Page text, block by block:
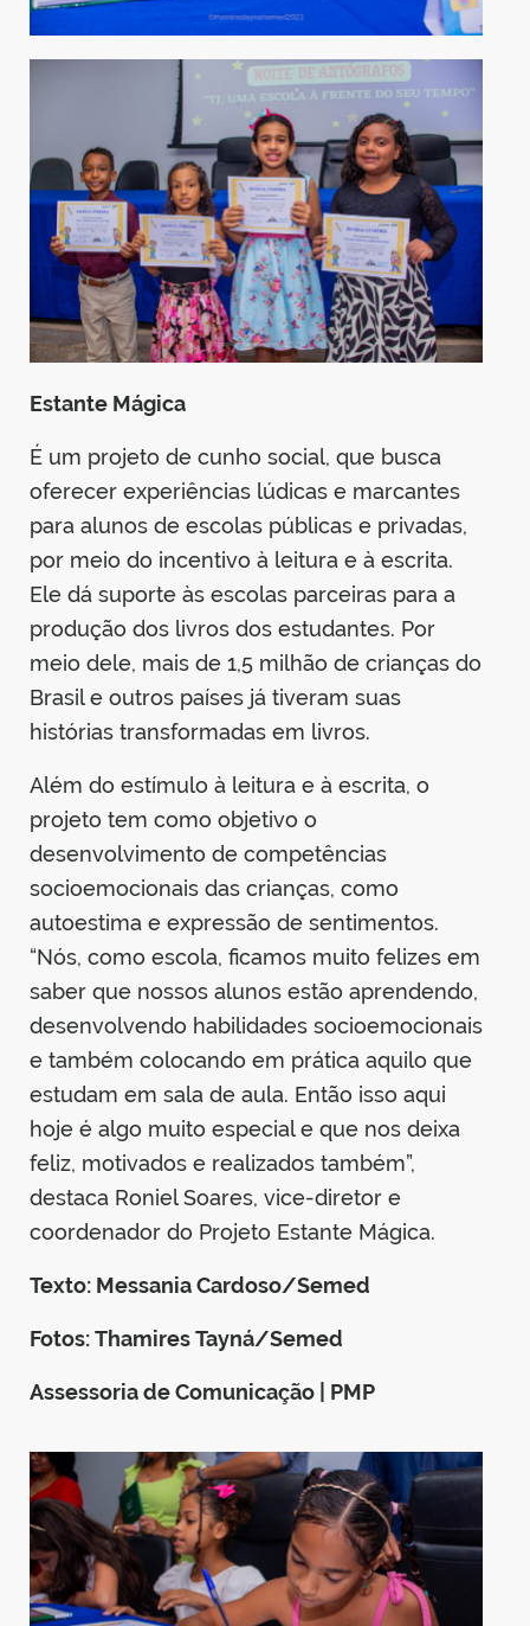
Estante Mágica
É um projeto de cunho social, que busca
oferecer experiências lúdicas e marcantes
para alunos de escolas públicas e privadas,
por meio do incentivo à leitura e à escrita.
Ele dá suporte às escolas parceiras para a
produção dos livros dos estudantes. Por
meio dele, mais de 1,5 milhão de crianças do
Brasil e outros países já tiveram suas
histórias transformadas em livros.
Além do estímulo à leitura e à escrita, o
projeto tem como objetivo o
desenvolvimento de competências
socioemocionais das crianças, como
autoestima e expressão de sentimentos.
“Nós, como escola, ficamos muito felizes em
saber que nossos alunos estão aprendendo,
desenvolvendo habilidades socioemocionais
e também colocando em prática aquilo que
estudam em sala de aula. Então isso aqui
hoje é algo muito especial e que nos deixa
feliz, motivados e realizados também”,
destaca Roniel Soares, vice-diretor e
coordenador do Projeto Estante Mágica.
Texto: Messania Cardoso/Semed
Fotos: Thamires Tayná/Semed
Assessoria de Comunicação | PMP